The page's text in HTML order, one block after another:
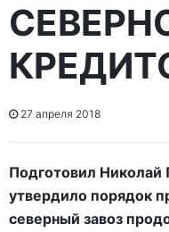
27 апреля 2018
Подготовил
утвердило порядок
северный завоз